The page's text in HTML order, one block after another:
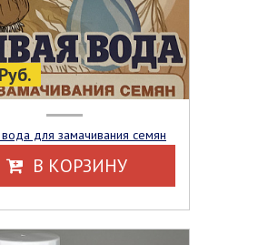
вода для замачивания семян
В КОРЗИНУ